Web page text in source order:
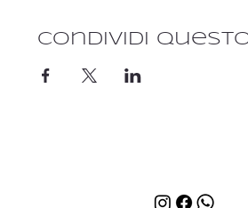
artistica per una serata fuori
Spettacolo con il fuoco:
dalla danza delle fiamme in
cattura il cuore.
I posti sono limitati!Non lasciarti
Condividi